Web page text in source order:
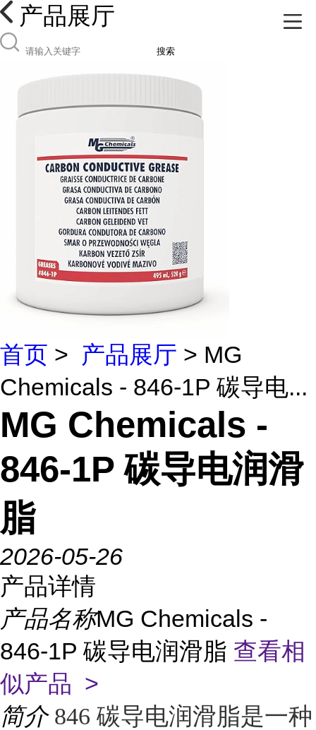
产品展厅
搜索
首页 > 产品展厅 > MG
Chemicals - 846-1P 碳导电...
MG Chemicals -
846-1P 碳导电润滑
脂
2026-05-26
产品详情
产品名称MG Chemicals -
846-1P 碳导电润滑脂 查看相
似产品 >
简介 846 碳导电润滑脂是一种